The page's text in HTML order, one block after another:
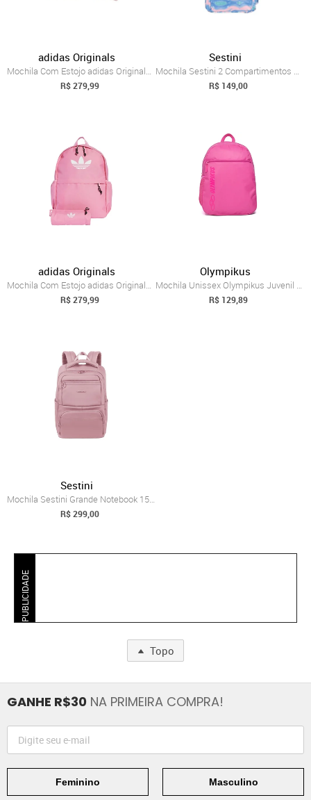
adidas Originals
Mochila Com Estojo adidas Originals Rosa
R$ 279,99
Sestini
Mochila Sestini 2 Compartimentos College...
R$ 149,00
adidas Originals
Mochila Com Estojo adidas Originals Rosa
R$ 279,99
Olympikus
Mochila Unissex Olympikus Juvenil Rosa
R$ 129,89
Sestini
Mochila Sestini Grande Notebook 15pol Hy...
R$ 299,00
PUBLICIDADE
Topo
GANHE R$30 NA PRIMEIRA COMPRA!
Feminino Masculino